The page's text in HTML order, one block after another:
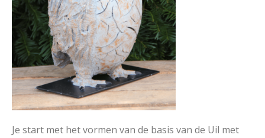
Je start met het vormen van de basis van de Uil met